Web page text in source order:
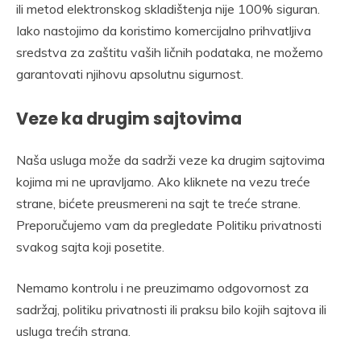
ili metod elektronskog skladištenja nije 100% siguran.
Iako nastojimo da koristimo komercijalno prihvatljiva
sredstva za zaštitu vaših ličnih podataka, ne možemo
garantovati njihovu apsolutnu sigurnost.
Veze ka drugim sajtovima
Naša usluga može da sadrži veze ka drugim sajtovima
kojima mi ne upravljamo. Ako kliknete na vezu treće
strane, bićete preusmereni na sajt te treće strane.
Preporučujemo vam da pregledate Politiku privatnosti
svakog sajta koji posetite.
Nemamo kontrolu i ne preuzimamo odgovornost za
sadržaj, politiku privatnosti ili praksu bilo kojih sajtova ili
usluga trećih strana.